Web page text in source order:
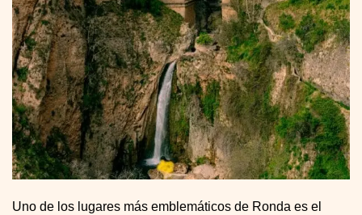
Uno de los lugares más emblemáticos de Ronda es el